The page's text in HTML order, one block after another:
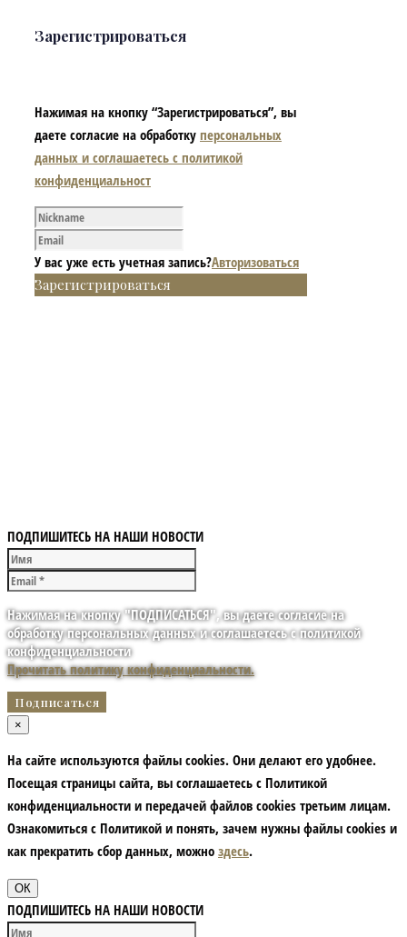
Зарегистрироваться
Нажимая на кнопку “Зарегистрироваться”, вы
даете согласие на обработку персональных
данных и соглашаетесь с политикой
конфиденциальност
У вас уже есть учетная запись?Авторизоваться
Зарегистрироваться
ПОДПИШИТЕСЬ НА НАШИ НОВОСТИ
Нажимая на кнопку "ПОДПИСАТЬСЯ", вы даете согласие на
обработку персональных данных и соглашаетесь с политикой
конфиденциальности
Прочитать политику конфиденциальности.
×
На сайте используются файлы cookies. Они делают его удобнее.
Посещая страницы сайта, вы соглашаетесь с Политикой
конфиденциальности и передачей файлов cookies третьим лицам.
Ознакомиться с Политикой и понять, зачем нужны файлы сookies и
как прекратить сбор данных, можно здесь.
ОК
ПОДПИШИТЕСЬ НА НАШИ НОВОСТИ